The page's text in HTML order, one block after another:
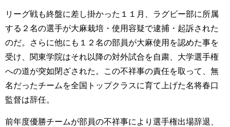
リーグ戦も終盤に差し掛かった１１月、ラグビー部に所属
する２名の選手が大麻栽培・使用容疑で逮捕・起訴された
のだ。さらに他にも１２名の部員が大麻使用を認めた事を
受け、関東学院はそれ以降の対外試合を自粛、大学選手権
への道が突如閉ざされた。この不祥事の責任を取って、無
名だったチームを全国トップクラスに育て上げた名将春口
監督は辞任。
前年度優勝チームが部員の不祥事により選手権出場辞退、